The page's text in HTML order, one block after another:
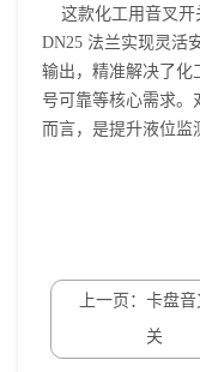
这款化工用音叉开
DN25 法兰实现灵活
输出，精准解决了化
号可靠等核心需求。
而言，是提升液位监
上一页：卡盘
关